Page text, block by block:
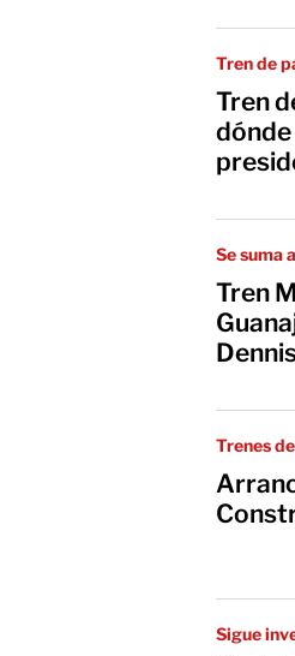
Tren de
Tren
Se suma
Tren
Trenes
Sigue